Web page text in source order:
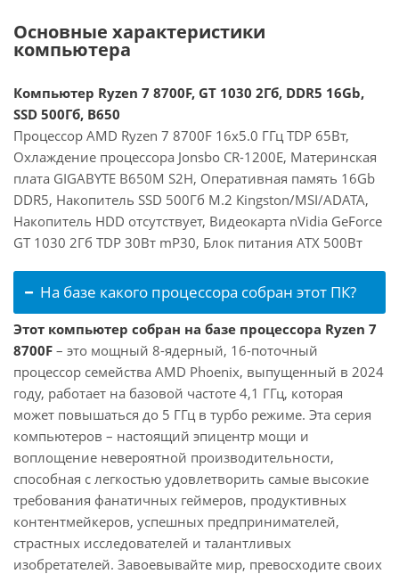
Основные характеристики
компьютера
Компьютер Ryzen 7 8700F, GT 1030 2Гб, DDR5 16Gb,
SSD 500Гб, B650
Процессор AMD Ryzen 7 8700F 16x5.0 ГГц TDP 65Вт,
Охлаждение процессора Jonsbo CR-1200E, Материнская
плата GIGABYTE B650M S2H, Оперативная память 16Gb
DDR5, Накопитель SSD 500Гб M.2 Kingston/MSI/ADATA,
Накопитель HDD отсутствует, Видеокарта nVidia GeForce
GT 1030 2Гб TDP 30Вт mP30, Блок питания ATX 500Вт
На базе какого процессора собран этот ПК?
Этот компьютер собран на базе процессора Ryzen 7
8700F – это мощный 8-ядерный, 16-поточный
процессор семейства AMD Phoenix, выпущенный в 2024
году, работает на базовой частоте 4,1 ГГц, которая
может повышаться до 5 ГГц в турбо режиме. Эта серия
компьютеров – настоящий эпицентр мощи и
воплощение невероятной производительности,
способная с легкостью удовлетворить самые высокие
требования фанатичных геймеров, продуктивных
контентмейкеров, успешных предпринимателей,
страстных исследователей и талантливых
изобретателей. Завоевывайте мир, превосходите своих